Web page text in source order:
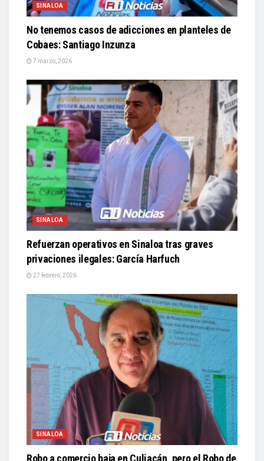
SINALOA
No tenemos casos de adicciones en planteles de
Cobaes: Santiago Inzunza
7 marzo, 2026
SINALOA
Refuerzan operativos en Sinaloa tras graves
privaciones ilegales: García Harfuch
27 febrero, 2026
SINALOA
Robo a comercio baja en Culiacán, pero el Robo de